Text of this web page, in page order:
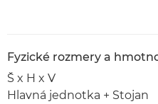
Fyzické rozmery a
Š x H x V
Hlavná jednotka + Stojan